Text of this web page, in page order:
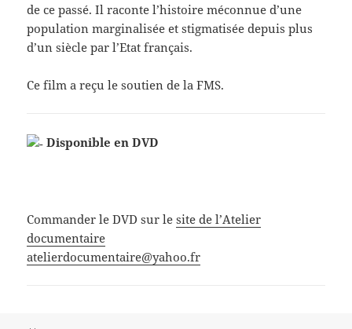
de ce passé. Il raconte l’histoire méconnue d’une
population marginalisée et stigmatisée depuis plus
d’un siècle par l’Etat français.
Ce film a reçu le soutien de la FMS.
Disponible en DVD
Commander le DVD sur lesite de l’Atelier
documentaire
atelierdocumentaire@yahoo.fr